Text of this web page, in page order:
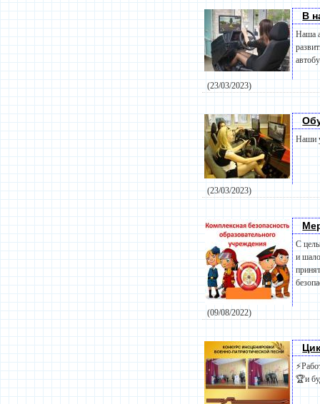
В
Наша
(23/03/2023)
Наши
(23/03/2023)
С
и
(09/08/2022)
🏆и